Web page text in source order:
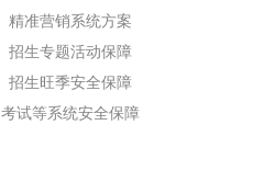
精准营销系统方案
招生专题活动保障
招生旺季安全保障
考试等系统安全保障